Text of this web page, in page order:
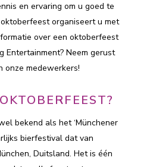
en ervaring om u goed te
organiseert u met
over een oktoberfeest
Entertainment? Neem gerust
onze medewerkers!
bekend als het ‘Münchener
bierfestival dat van
Duitsland. Het is één